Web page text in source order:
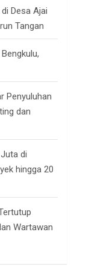
Desa Ajai
Tangan
Penyuluhan
dan
di
hingga 20
Wartawan